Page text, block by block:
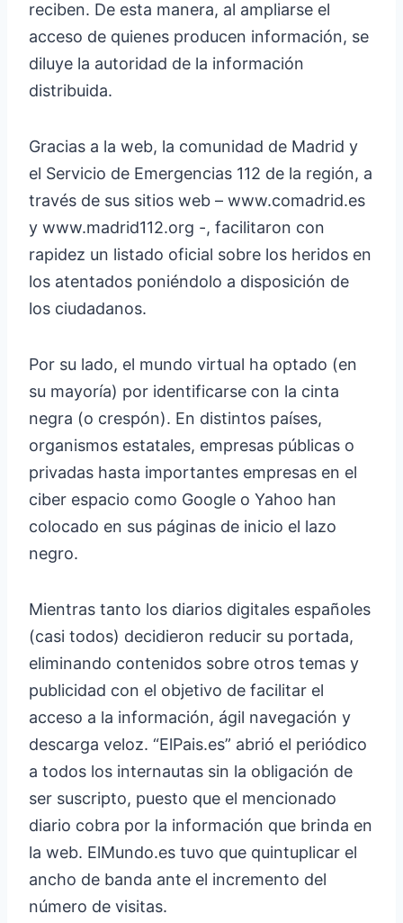
reciben. De esta manera, al ampliarse el
acceso de quienes producen información, se
diluye la autoridad de la información
distribuida.
Gracias a la web, la comunidad de Madrid y
el Servicio de Emergencias 112 de la región, a
través de sus sitios web – www.comadrid.es
y www.madrid112.org -, facilitaron con
rapidez un listado oficial sobre los heridos en
los atentados poniéndolo a disposición de
los ciudadanos.
Por su lado, el mundo virtual ha optado (en
su mayoría) por identificarse con la cinta
negra (o crespón). En distintos países,
organismos estatales, empresas públicas o
privadas hasta importantes empresas en el
ciber espacio como Google o Yahoo han
colocado en sus páginas de inicio el lazo
negro.
Mientras tanto los diarios digitales españoles
(casi todos) decidieron reducir su portada,
eliminando contenidos sobre otros temas y
publicidad con el objetivo de facilitar el
acceso a la información, ágil navegación y
descarga veloz. “ElPais.es” abrió el periódico
a todos los internautas sin la obligación de
ser suscripto, puesto que el mencionado
diario cobra por la información que brinda en
la web. ElMundo.es tuvo que quintuplicar el
ancho de banda ante el incremento del
número de visitas.